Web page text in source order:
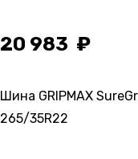
20 983
Шина GRIPMAX
265/35R22